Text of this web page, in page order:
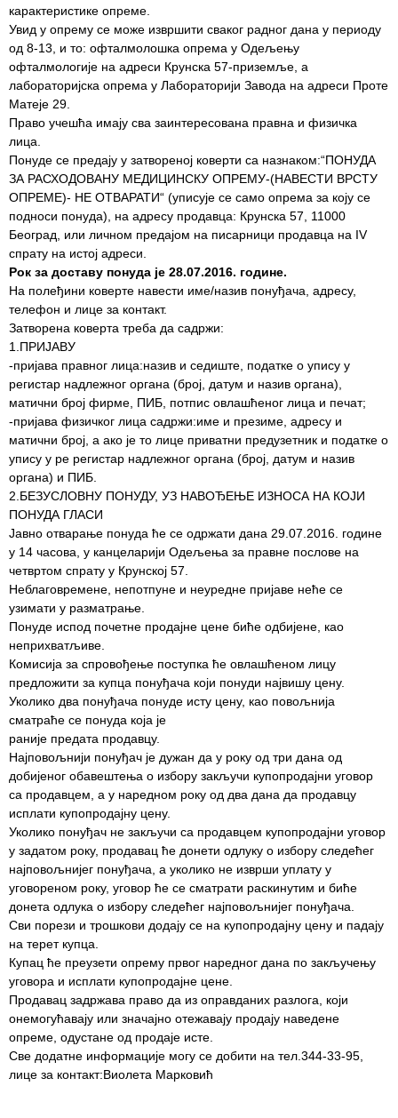
карактеристике опреме.
Увид у опрему се може извршити сваког радног дана у периоду
од 8-13, и то: офталмолошкa опремa у Одељењу
офталмологије на адреси Крунска 57-приземље, а
лабораторијскa опремa у Лабораторији Завода на адреси Проте
Матеје 29.
Право учешћа имају сва заинтересована правна и физичка
лица.
Понуде се предају у затвореној коверти са назнаком:“ПОНУДА
ЗА РАСХОДОВАНУ МЕДИЦИНСКУ ОПРЕМУ-(НАВЕСТИ ВРСТУ
ОПРЕМЕ)- НЕ ОТВАРАТИ“ (уписује се само опрема за коју се
подноси понуда), на адресу продавца: Крунска 57, 11000
Београд, или личном предајом на писарници продавца на IV
спрату на истој адреси.
Рок за доставу понуда је 28.07.2016. године.
На полеђини коверте навести име/назив понуђача, адресу,
телефон и лице за контакт.
Затворена коверта треба да садржи:
1.ПРИЈАВУ
-пријава правног лица:назив и седиште, податке о упису у
регистар надлежног органа (број, датум и назив органа),
матични број фирме, ПИБ, потпис овлашћеног лица и печат;
-пријава физичког лица садржи:име и презиме, адресу и
матични број, а ако је то лице приватни предузетник и податке о
упису у ре регистар надлежног органа (број, датум и назив
органа) и ПИБ.
2.БЕЗУСЛОВНУ ПОНУДУ, УЗ НАВОЂЕЊЕ ИЗНОСА НА КОЈИ
ПОНУДА ГЛАСИ
Јавно отварање понуда ће се одржати дана 29.07.2016. године
у 14 часова, у канцеларији Одељења за правне послове на
четвртом спрату у Крунској 57.
Неблаговремене, непотпуне и неуредне пријаве неће се
узимати у разматрање.
Понуде испод почетне продајне цене биће одбијене, као
неприхватљиве.
Комисија за спровођење поступка ће овлашћеном лицу
предложити за купца понуђача који понуди највишу цену.
Уколико два понуђача понуде исту цену, као повољнија
сматраће се понуда која је
раније предата продавцу.
Најповољнији понуђач је дужан да у року од три дана од
добијеног обавештења о избору закључи купопродајни уговор
са продавцем, а у наредном року од два дана да продавцу
исплати купопродајну цену.
Уколико понуђач не закључи са продавцем купопродајни уговор
у задатом року, продавац ће донети одлуку о избору следећег
најповољнијег понуђача, а уколико не изврши уплату у
уговореном року, уговор ће се сматрати раскинутим и биће
донета одлука о избору следећег најповољнијег понуђача.
Сви порези и трошкови додају се на купопродајну цену и падају
на терет купца.
Купац ће преузети опрему првог наредног дана по закључењу
уговора и исплати купопродајне цене.
Продавац задржава право да из оправданих разлога, који
онемогућавају или значајно отежавају продају наведене
опреме, одустане од продаје исте.
Све додатне информације могу се добити на тел.344-33-95,
лице за контакт:Виолета Марковић
Служба за
правне,
економско-
финансијске,
техничке и
Информатор
Квалитет
заштите
ДОКУМЕНТА
ОГЛАСИ И
КОНКУРСИ
– Архива
ПАЦИЈЕНТЕ
РАСПОРЕД
РАДА
ЗАКАЗИВАЊЕ
запослених
Задовољство
корисника